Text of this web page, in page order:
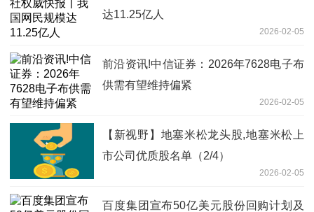
达11.25亿人
2026-02-05
前沿资讯!中信证券：2026年7628电子布
供需有望维持偏紧
2026-02-05
【新视野】地塞米松龙头股,地塞米松上
市公司优质股名单（2/4）
2026-02-05
百度集团宣布50亿美元股份回购计划及